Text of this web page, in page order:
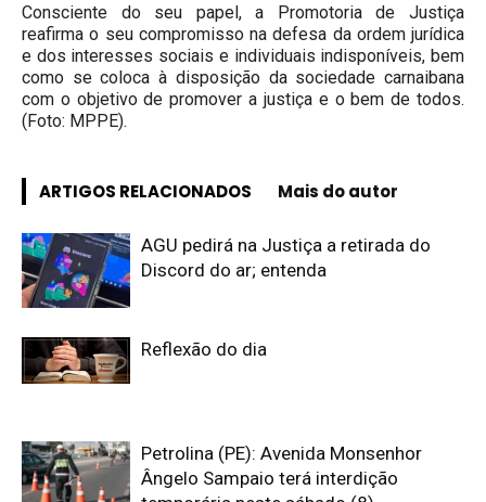
Consciente do seu papel, a Promotoria de Justiça
reafirma o seu compromisso na defesa da ordem jurídica
e dos interesses sociais e individuais indisponíveis, bem
como se coloca à disposição da sociedade carnaibana
com o objetivo de promover a justiça e o bem de todos.
(Foto: MPPE).
ARTIGOS RELACIONADOS Mais do autor
AGU pedirá na Justiça a retirada do
Discord do ar; entenda
Reflexão do dia
Petrolina (PE): Avenida Monsenhor
Ângelo Sampaio terá interdição